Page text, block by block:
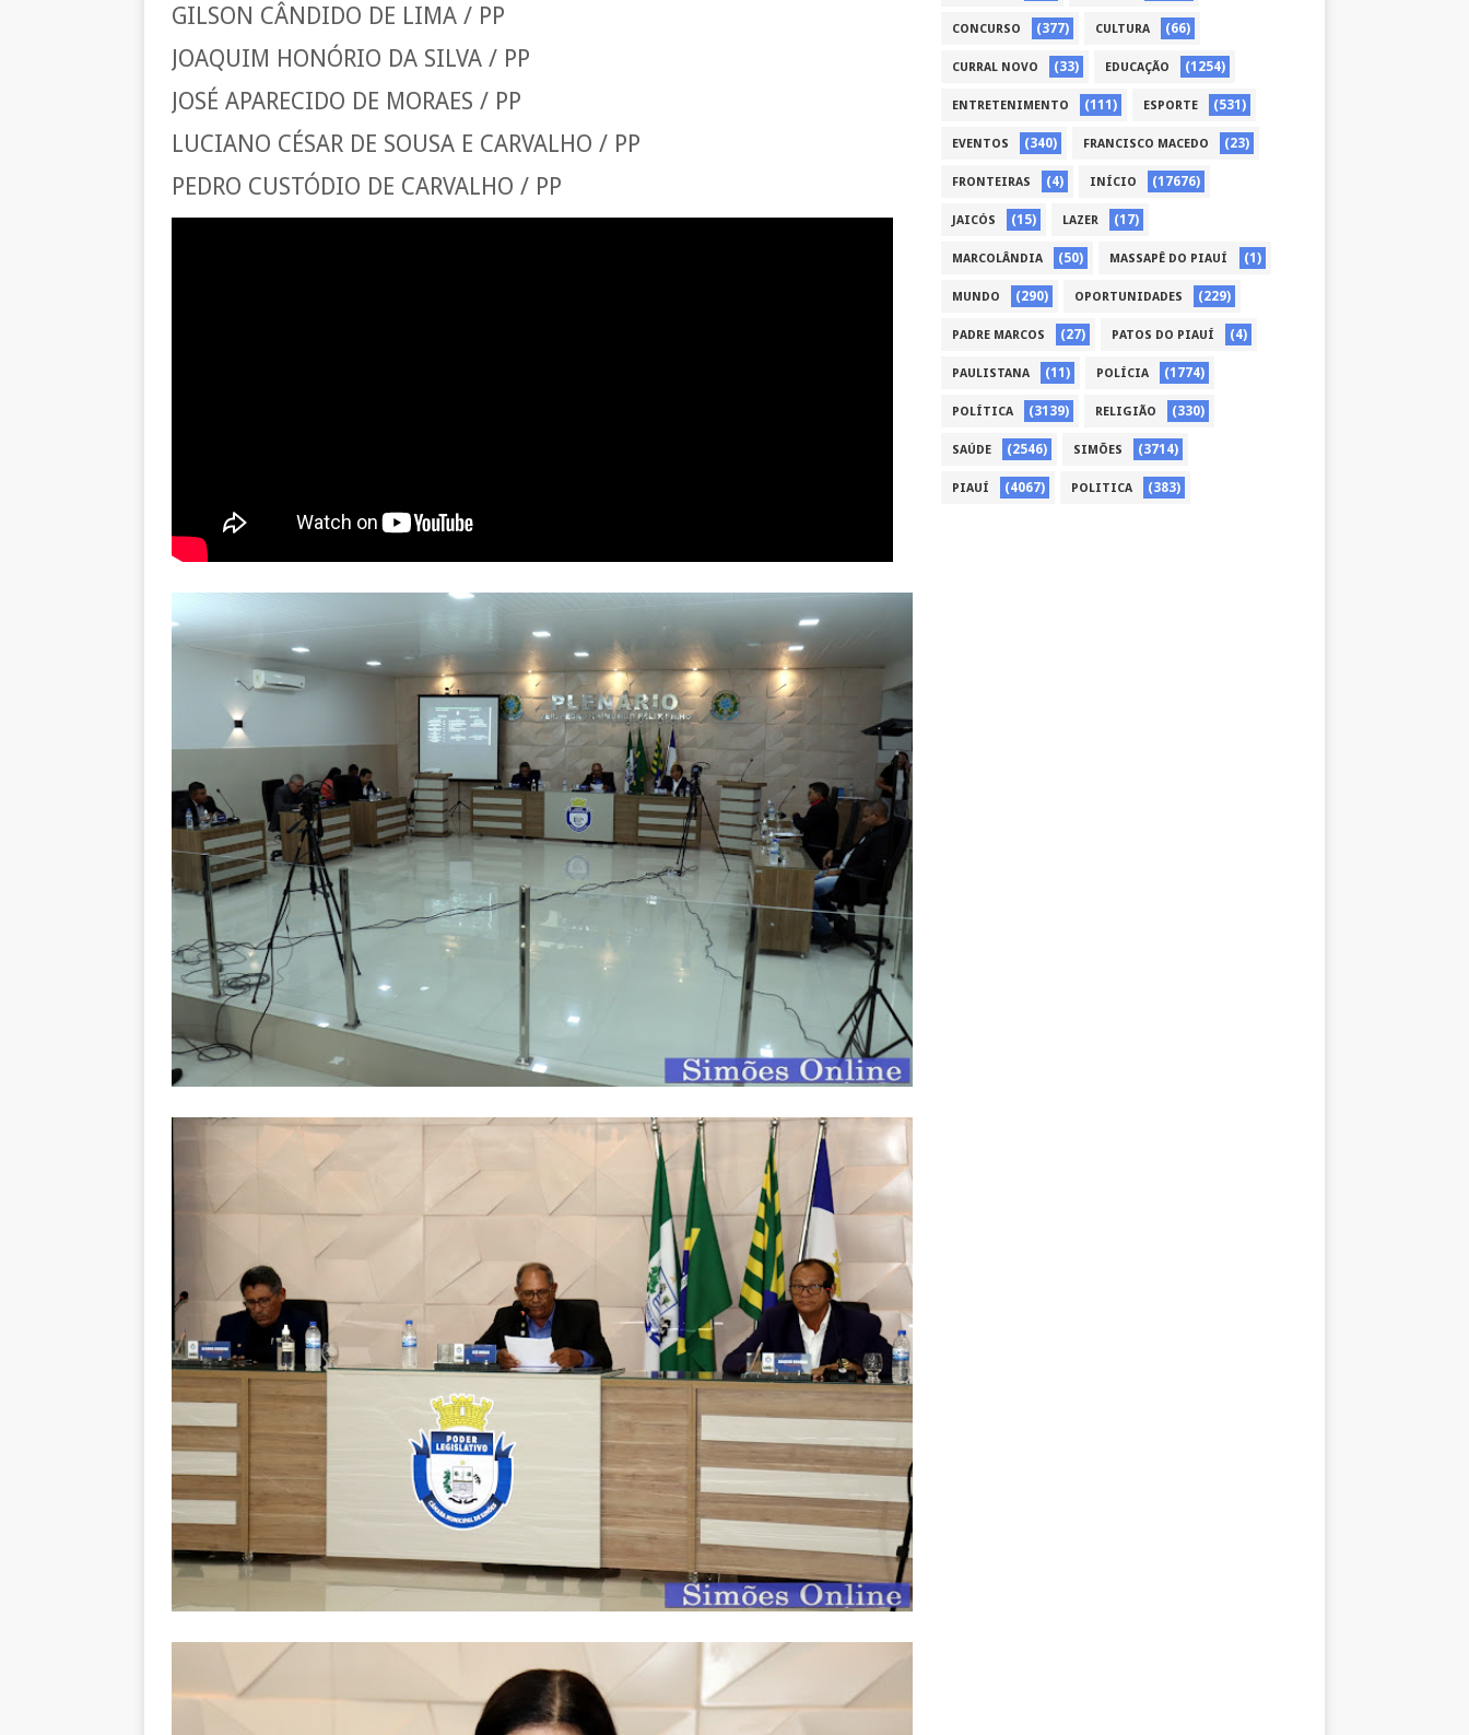
GILSON CÂNDIDO DE LIMA / PP
JOAQUIM HONÓRIO DA SILVA / PP
JOSÉ APARECIDO DE MORAES / PP
LUCIANO CÉSAR DE SOUSA E CARVALHO / PP
PEDRO CUSTÓDIO DE CARVALHO / PP
CONCURSO (377) CULTURA (66)
CURRAL NOVO (33) EDUCAÇÃO (1254)
ENTRETENIMENTO (111) ESPORTE (531)
EVENTOS (340) FRANCISCO MACEDO (23)
FRONTEIRAS (4) INÍCIO (17676)
JAICÓS (15) LAZER (17)
MARCOLÂNDIA (50) MASSAPÊ DO PIAUÍ (1)
MUNDO (290) OPORTUNIDADES (229)
PADRE MARCOS (27) PATOS DO PIAUÍ (4)
PAULISTANA (11) POLÍCIA (1774)
POLÍTICA (3139) RELIGIÃO (330)
SAÚDE (2546) SIMÕES (3714)
PIAUÍ (4067) POLITICA (383)